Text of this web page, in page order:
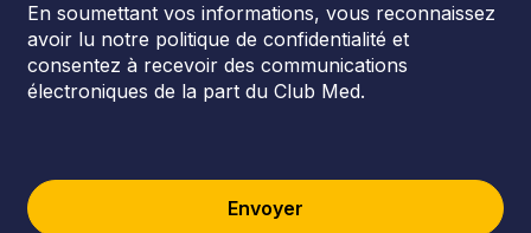
En soumettant vos informations, vous reconnaissez
avoir lu notre politique de confidentialité et
consentez à recevoir des communications
électroniques de la part du Club Med.
Envoyer